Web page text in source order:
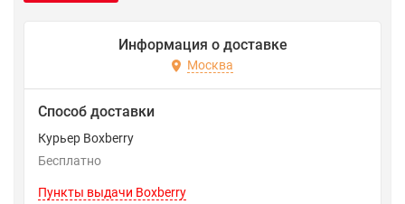
Информация о доставке
Москва
Способ доставки
Курьер Boxberry
Бесплатно
Пункты выдачи Boxberry